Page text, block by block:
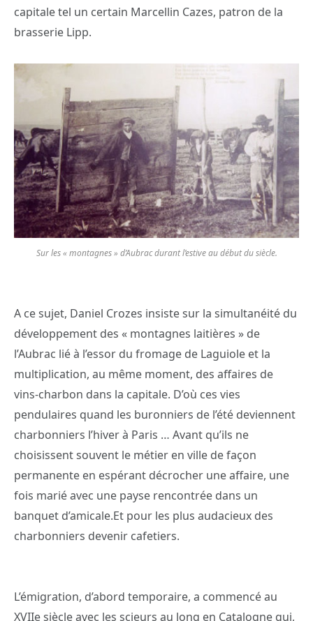
capitale tel un certain Marcellin Cazes, patron de la
brasserie Lipp.
Sur les « montagnes » d’Aubrac durant l’estive au début du siècle.
A ce sujet, Daniel Crozes insiste sur la simultanéité du
développement des « montagnes laitières » de
l’Aubrac lié à l’essor du fromage de Laguiole et la
multiplication, au même moment, des affaires de
vins-charbon dans la capitale. D’où ces vies
pendulaires quand les buronniers de l’été deviennent
charbonniers l’hiver à Paris … Avant qu’ils ne
choisissent souvent le métier en ville de façon
permanente en espérant décrocher une affaire, une
fois marié avec une payse rencontrée dans un
banquet d’amicale.Et pour les plus audacieux des
charbonniers devenir cafetiers.
L’émigration, d’abord temporaire, a commencé au
XVIIe siècle avec les scieurs au long en Catalogne qui,